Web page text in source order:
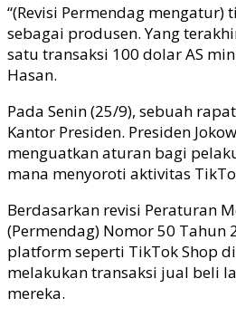
“(Revisi Permendag
sebagai produsen. Yang
satu transaksi 100 dolar AS
Hasan.
Pada Senin (25/9), sebuah
Kantor Presiden. Presiden
menguatkan aturan bagi
mana menyoroti aktivitas
Berdasarkan revisi Peraturan
(Permendag) Nomor 50 Tahun
platform seperti TikTok Shop
melakukan transaksi jual beli
mereka.